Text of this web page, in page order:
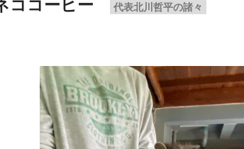
ココーヒー 代表北川哲平の諸々